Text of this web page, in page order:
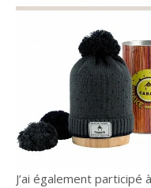
J’ai également participé